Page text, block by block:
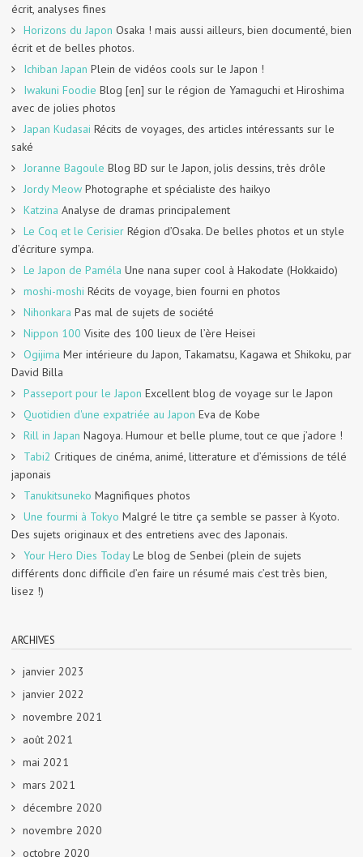
écrit, analyses fines
Horizons du Japon Osaka ! mais aussi ailleurs, bien documenté, bien
écrit et de belles photos.
Ichiban Japan Plein de vidéos cools sur le Japon !
Iwakuni Foodie Blog [en] sur le région de Yamaguchi et Hiroshima
avec de jolies photos
Japan Kudasai Récits de voyages, des articles intéressants sur le
saké
Joranne Bagoule Blog BD sur le Japon, jolis dessins, très drôle
Jordy Meow Photographe et spécialiste des haikyo
Katzina Analyse de dramas principalement
Le Coq et le Cerisier Région d’Osaka. De belles photos et un style
d’écriture sympa.
Le Japon de Paméla Une nana super cool à Hakodate (Hokkaido)
moshi-moshi Récits de voyage, bien fourni en photos
Nihonkara Pas mal de sujets de société
Nippon 100 Visite des 100 lieux de l’ère Heisei
Ogijima Mer intérieure du Japon, Takamatsu, Kagawa et Shikoku, par
David Billa
Passeport pour le Japon Excellent blog de voyage sur le Japon
Quotidien d'une expatriée au Japon Eva de Kobe
Rill in Japan Nagoya. Humour et belle plume, tout ce que j’adore !
Tabi2 Critiques de cinéma, animé, litterature et d’émissions de télé
japonais
Tanukitsuneko Magnifiques photos
Une fourmi à Tokyo Malgré le titre ça semble se passer à Kyoto.
Des sujets originaux et des entretiens avec des Japonais.
Your Hero Dies TodayLe blog de Senbei (plein de sujets
différents donc difficile d’en faire un résumé mais c’est très bien,
lisez !)
ARCHIVES
janvier 2023
janvier 2022
novembre 2021
août 2021
mai 2021
mars 2021
décembre 2020
novembre 2020
octobre 2020